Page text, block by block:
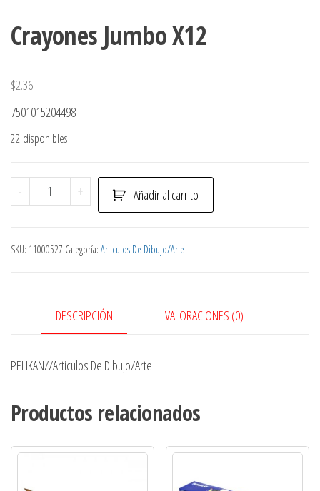
Crayones Jumbo X12
$2.36
7501015204498
22 disponibles
-
Crayones
Jumbo
cantidad
+ Añadir al carrito
SKU: 11000527 Categoría: Articulos De Dibujo/Arte
DESCRIPCIÓN VALORACIONES (0)
PELIKAN//Articulos De Dibujo/Arte
Productos relacionados